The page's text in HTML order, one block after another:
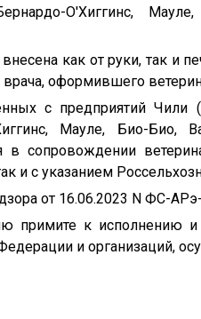
О'Хиггинс,
как от руки, так и
врача, оформившего
с предприятий
Мауле, Био-Био,
в сопровождении
и с указанием
от 16.06.2023 N ФС-
примите к исполнению и
и организаций,